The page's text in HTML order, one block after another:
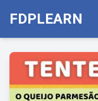
FDPLEARN